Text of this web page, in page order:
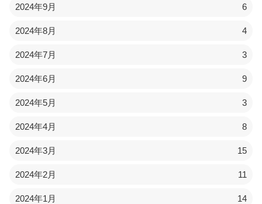
2024年9月 6
2024年8月 4
2024年7月 3
2024年6月 9
2024年5月 3
2024年4月 8
2024年3月 15
2024年2月 11
2024年1月 14